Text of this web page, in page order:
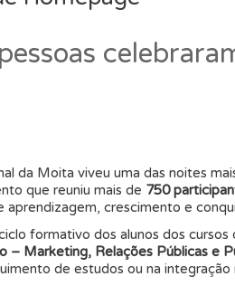
da Moita viveu uma das noites
que reuniu mais de 750
aprendizagem, crescimento e
formativo dos alunos dos cursos
– Marketing, Relações Públicas e
de estudos ou na